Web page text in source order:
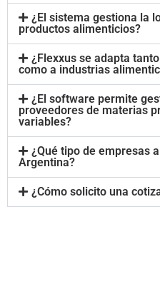
¿El sistema gestiona la
productos alimenticios?
¿Flexxus se adapta
como a industrias
¿El software permite
proveedores de materias
variables?
¿Qué tipo de empresas
Argentina?
¿Cómo solicito una